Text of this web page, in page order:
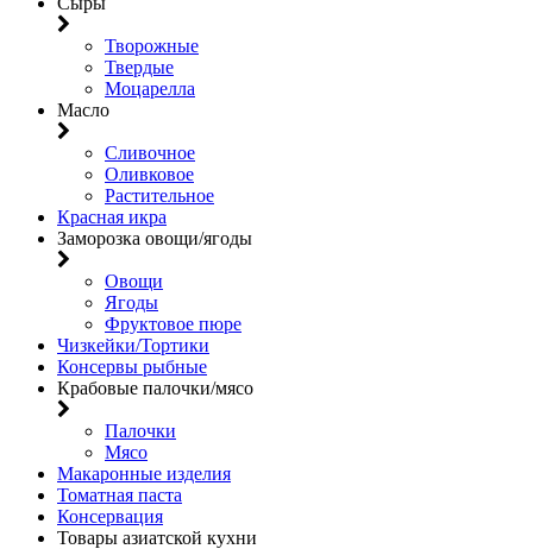
Творожные
Твердые
Моцарелла
Масло
Сливочное
Оливковое
Растительное
Красная икра
Заморозка овощи/ягоды
Овощи
Ягоды
Фруктовое пюре
Чизкейки/Тортики
Консервы рыбные
Крабовые палочки/мясо
Палочки
Мясо
Макаронные изделия
Томатная паста
Консервация
Товары азиатской кухни